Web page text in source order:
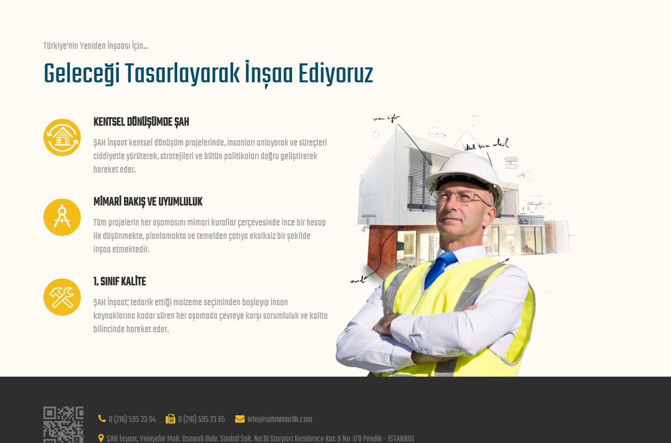
Türkiye’nin Yeniden İnşaası İçin...
Geleceği Tasarlayarak İnşaa Ediyoruz
KENTSEL DÖNÜŞÜMDE ŞAH
ŞAH İnşaat kentsel dönüşüm projelerinde, insanları anlayarak ve süreçleri
ciddiyetle yürüterek, stratejileri ve bütün politikaları doğru geliştirerek
hareket eder.
MİMARİ BAKIŞ VE UYUMLULUK
Tüm projelerin her aşamasını mimari kurallar çerçevesinde ince bir hesap
ile düşünmekte, planlamakta ve temelden çatıya eksiksiz bir şekilde
inşaa etmektedir.
1. SINIF KALİTE
ŞAH İnşaat; tedarik ettiği malzeme seçiminden başlayıp insan
kaynaklarına kadar süren her aşamada çevreye karşı sorumluluk ve kalite
bilincinde hareket eder.
0 (216) 595 23 64 0 (216) 595 23 65 info@sahmimarlik.com
ŞAH İnşaat, Yenişehir Mah. Osmanlı Bulv. Sünbül Sok. No:10 Starport Residence Kat: 6 No :170 Pendik - İSTANBUL